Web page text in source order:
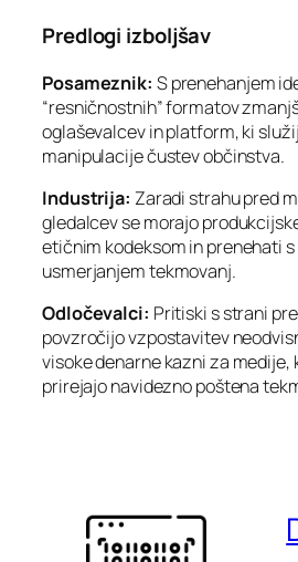
Predlogi izboljšav
Posameznik: S prenehanjem
“resničnostnih” formatov
oglaševalcev in platform, ki
manipulacije čustev občinstva.
Industrija: Zaradi strahu pred
gledalcev se morajo
etičnim kodeksom in prenehati
usmerjanjem tekmovanj.
Odločevalci: Pritiski s strani
povzročijo vzpostavitev
visoke denarne kazni za medije,
prirejajo navidezno poštena